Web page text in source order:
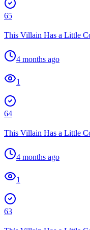
65
This Villain Has a Little
4 months ago
1
64
This Villain Has a Little
4 months ago
1
63